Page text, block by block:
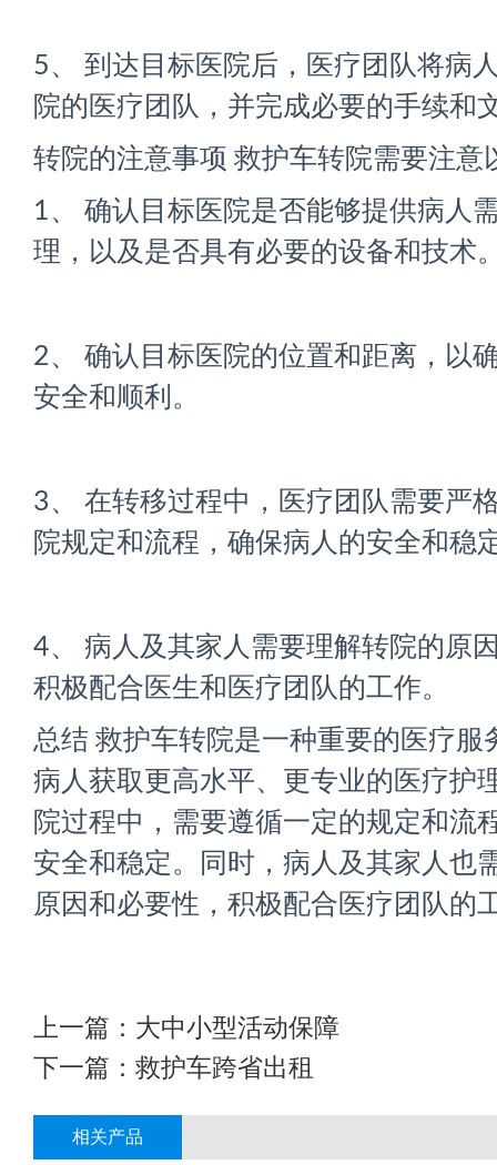
5、 到达目标医院后，医疗团队将病
院的医疗团队，并完成必要的手续和
转院的注意事项 救护车转院需要注意
1、 确认目标医院是否能够提供病人
理，以及是否具有必要的设备和技术
2、 确认目标医院的位置和距离，以
安全和顺利。
3、 在转移过程中，医疗团队需要严
院规定和流程，确保病人的安全和稳
4、 病人及其家人需要理解转院的原
积极配合医生和医疗团队的工作。
总结 救护车转院是一种重要的医疗服
病人获取更高水平、更专业的医疗护
院过程中，需要遵循一定的规定和流
安全和稳定。同时，病人及其家人也
原因和必要性，积极配合医疗团队的
上一篇： 大中小型活动保障
下一篇： 救护车跨省出租
相关产品